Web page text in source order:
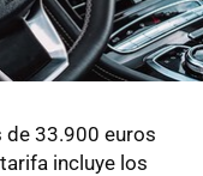
de 33.900 euros
incluye los